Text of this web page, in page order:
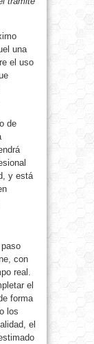
una
el uso
de
y está
con
real.
el
forma
los
el